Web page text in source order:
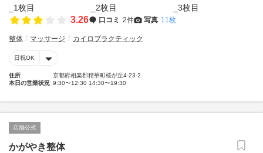
3.26 口コミ 2件 写真 11枚
整体 マッサージ カイロプラクティック
日祝OK
住所
京都府相楽郡精華町桜が丘4-23-2
本日の営業状況 9:30〜12:30 14:30〜19:30
店舗公式
かがやき整体